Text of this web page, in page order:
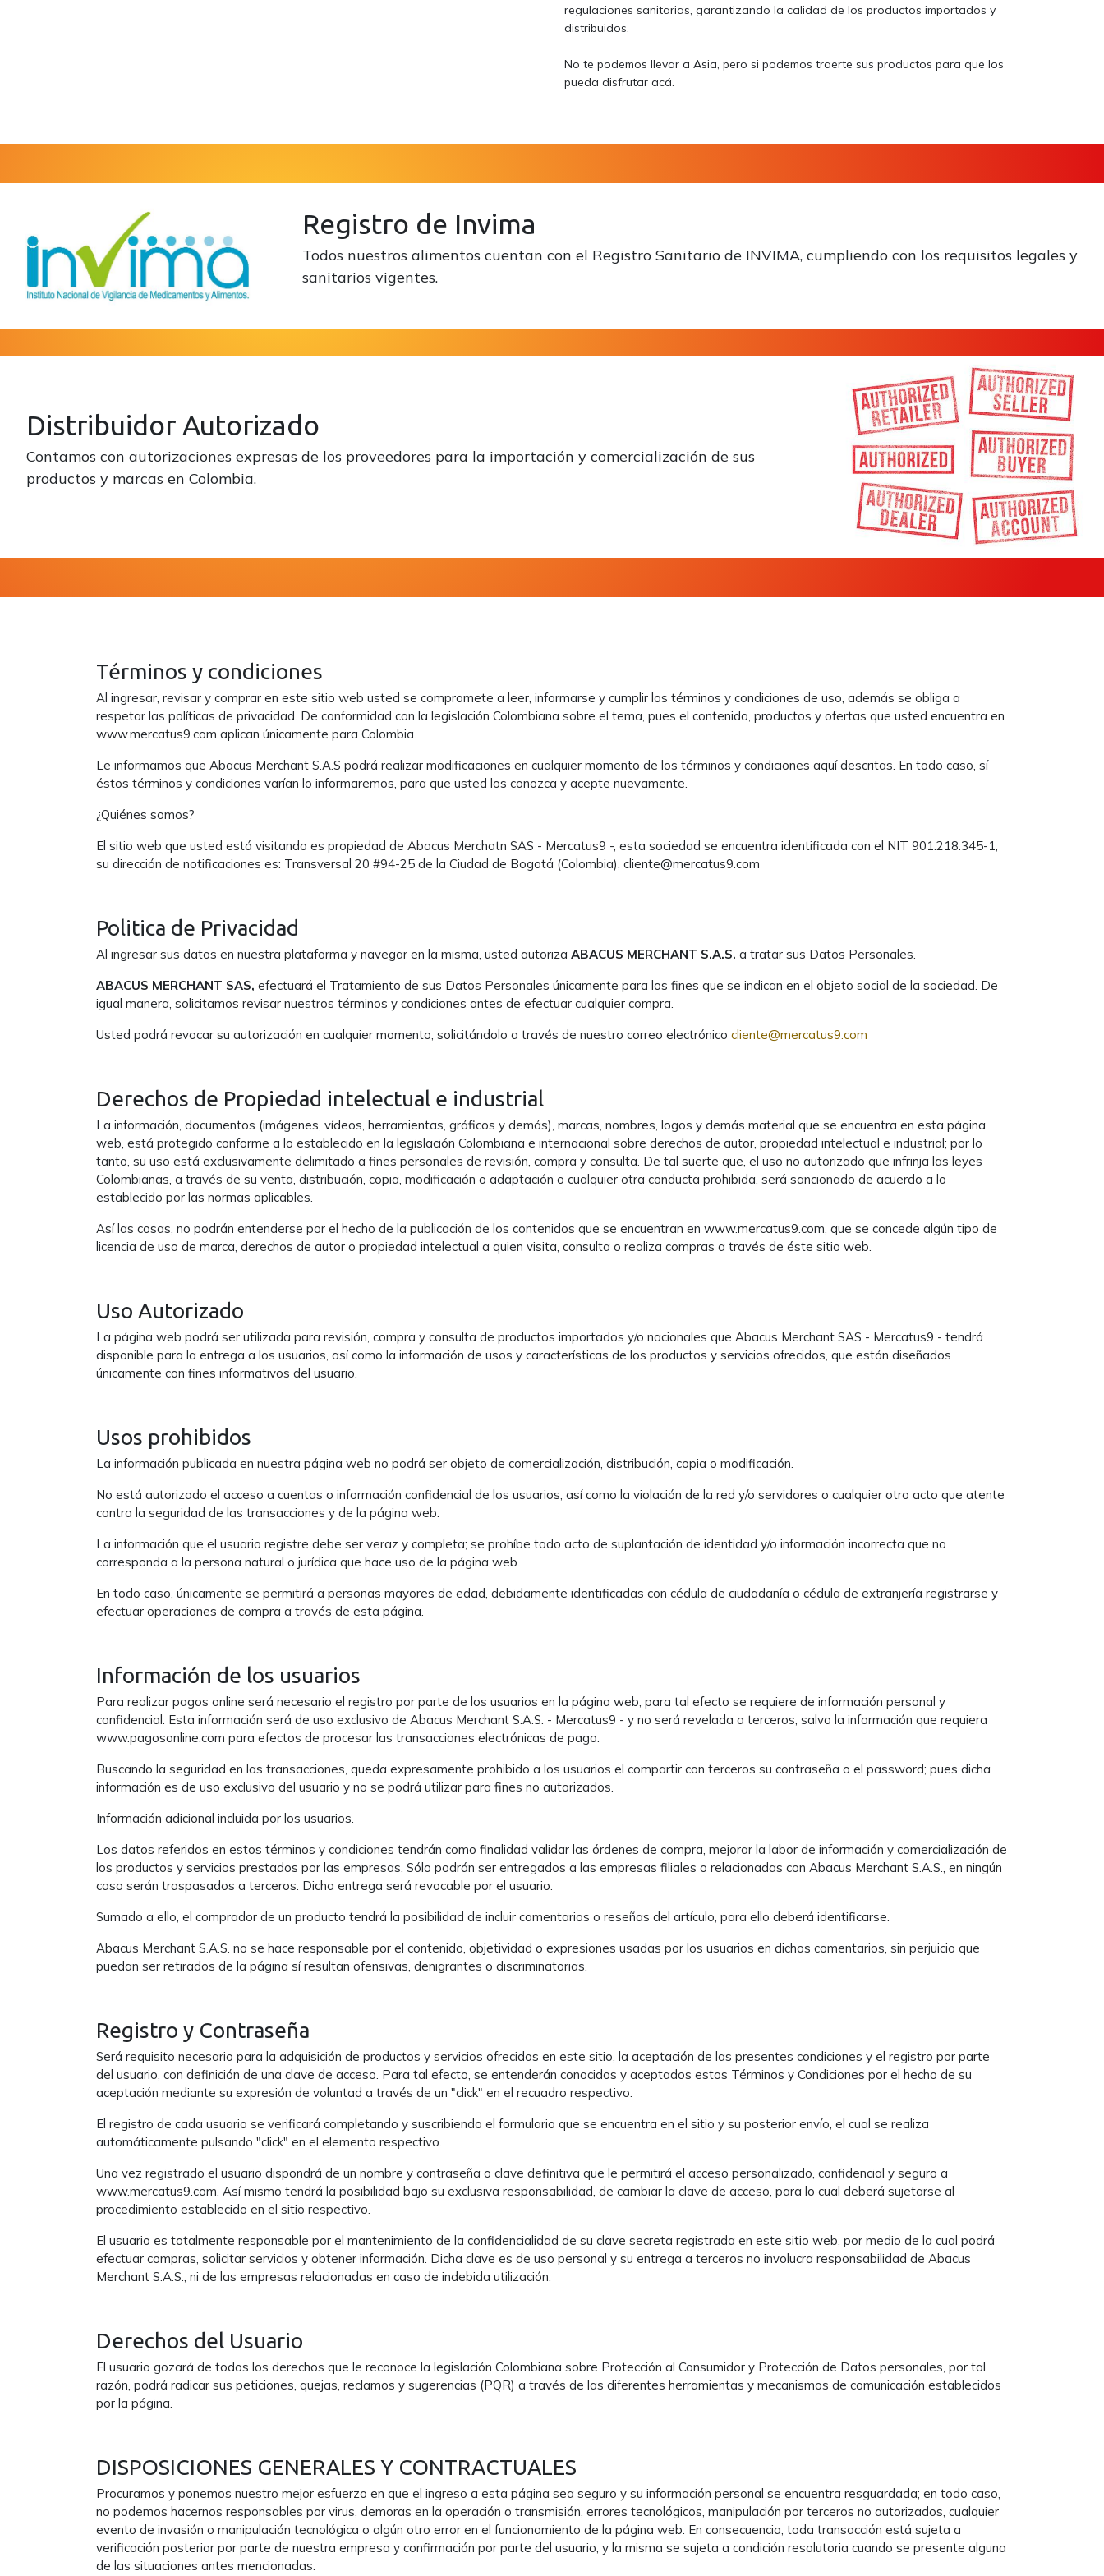
regulaciones sanitarias, garantizando la calidad de los productos importados y
distribuidos.
No te podemos llevar a Asia, pero si podemos traerte sus productos para que los
pueda disfrutar acá.
Registro de Invima
Todos nuestros alimentos cuentan con el Registro Sanitario de INVIMA, cumpliendo con los requisitos legales y
sanitarios vigentes.
Distribuidor Autorizado
Contamos con autorizaciones expresas de los proveedores para la importación y comercialización de sus
productos y marcas en Colombia.
Términos y condiciones
Al ingresar, revisar y comprar en este sitio web usted se compromete a leer, informarse y cumplir los términos y condiciones de uso, además se obliga a
respetar las políticas de privacidad. De conformidad con la legislación Colombiana sobre el tema, pues el contenido, productos y ofertas que usted encuentra en
www.mercatus9.com aplican únicamente para Colombia.
Le informamos que Abacus Merchant S.A.S podrá realizar modificaciones en cualquier momento de los términos y condiciones aquí descritas. En todo caso, sí
éstos términos y condiciones varían lo informaremos, para que usted los conozca y acepte nuevamente.
¿Quiénes somos?
El sitio web que usted está visitando es propiedad de Abacus Merchatn SAS - Mercatus9 -, esta sociedad se encuentra identificada con el NIT 901.218.345-1,
su dirección de notificaciones es: Transversal 20 #94-25 de la Ciudad de Bogotá (Colombia), cliente@mercatus9.com
Politica de Privacidad
Al ingresar sus datos en nuestra plataforma y navegar en la misma, usted autoriza ABACUS MERCHANT S.A.S. a tratar sus Datos Personales.
ABACUS MERCHANT SAS, efectuará el Tratamiento de sus Datos Personales únicamente para los fines que se indican en el objeto social de la sociedad. De
igual manera, solicitamos revisar nuestros términos y condiciones antes de efectuar cualquier compra.
Usted podrá revocar su autorización en cualquier momento, solicitándolo a través de nuestro correo electrónico cliente@mercatus9.com
Derechos de Propiedad intelectual e industrial
La información, documentos (imágenes, vídeos, herramientas, gráficos y demás), marcas, nombres, logos y demás material que se encuentra en esta página
web, está protegido conforme a lo establecido en la legislación Colombiana e internacional sobre derechos de autor, propiedad intelectual e industrial; por lo
tanto, su uso está exclusivamente delimitado a fines personales de revisión, compra y consulta. De tal suerte que, el uso no autorizado que infrinja las leyes
Colombianas, a través de su venta, distribución, copia, modificación o adaptación o cualquier otra conducta prohibida, será sancionado de acuerdo a lo
establecido por las normas aplicables.
Así las cosas, no podrán entenderse por el hecho de la publicación de los contenidos que se encuentran en www.mercatus9.com, que se concede algún tipo de
licencia de uso de marca, derechos de autor o propiedad intelectual a quien visita, consulta o realiza compras a través de éste sitio web.
Uso Autorizado
La página web podrá ser utilizada para revisión, compra y consulta de productos importados y/o nacionales que Abacus Merchant SAS - Mercatus9 - tendrá
disponible para la entrega a los usuarios, así como la información de usos y características de los productos y servicios ofrecidos, que están diseñados
únicamente con fines informativos del usuario.
Usos prohibidos
La información publicada en nuestra página web no podrá ser objeto de comercialización, distribución, copia o modificación.
No está autorizado el acceso a cuentas o información confidencial de los usuarios, así como la violación de la red y/o servidores o cualquier otro acto que atente
contra la seguridad de las transacciones y de la página web.
La información que el usuario registre debe ser veraz y completa; se prohíbe todo acto de suplantación de identidad y/o información incorrecta que no
corresponda a la persona natural o jurídica que hace uso de la página web.
En todo caso, únicamente se permitirá a personas mayores de edad, debidamente identificadas con cédula de ciudadanía o cédula de extranjería registrarse y
efectuar operaciones de compra a través de esta página.
Información de los usuarios
Para realizar pagos online será necesario el registro por parte de los usuarios en la página web, para tal efecto se requiere de información personal y
confidencial. Esta información será de uso exclusivo de Abacus Merchant S.A.S. - Mercatus9 - y no será revelada a terceros, salvo la información que requiera
www.pagosonline.com para efectos de procesar las transacciones electrónicas de pago.
Buscando la seguridad en las transacciones, queda expresamente prohibido a los usuarios el compartir con terceros su contraseña o el password; pues dicha
información es de uso exclusivo del usuario y no se podrá utilizar para fines no autorizados.
Información adicional incluida por los usuarios.
Los datos referidos en estos términos y condiciones tendrán como finalidad validar las órdenes de compra, mejorar la labor de información y comercialización de
los productos y servicios prestados por las empresas. Sólo podrán ser entregados a las empresas filiales o relacionadas con Abacus Merchant S.A.S., en ningún
caso serán traspasados a terceros. Dicha entrega será revocable por el usuario.
Sumado a ello, el comprador de un producto tendrá la posibilidad de incluir comentarios o reseñas del artículo, para ello deberá identificarse.
Abacus Merchant S.A.S. no se hace responsable por el contenido, objetividad o expresiones usadas por los usuarios en dichos comentarios, sin perjuicio que
puedan ser retirados de la página sí resultan ofensivas, denigrantes o discriminatorias.
Registro y Contraseña
Será requisito necesario para la adquisición de productos y servicios ofrecidos en este sitio, la aceptación de las presentes condiciones y el registro por parte
del usuario, con definición de una clave de acceso. Para tal efecto, se entenderán conocidos y aceptados estos Términos y Condiciones por el hecho de su
aceptación mediante su expresión de voluntad a través de un "click" en el recuadro respectivo.
El registro de cada usuario se verificará completando y suscribiendo el formulario que se encuentra en el sitio y su posterior envío, el cual se realiza
automáticamente pulsando "click" en el elemento respectivo.
Una vez registrado el usuario dispondrá de un nombre y contraseña o clave definitiva que le permitirá el acceso personalizado, confidencial y seguro a
www.mercatus9.com. Así mismo tendrá la posibilidad bajo su exclusiva responsabilidad, de cambiar la clave de acceso, para lo cual deberá sujetarse al
procedimiento establecido en el sitio respectivo.
El usuario es totalmente responsable por el mantenimiento de la confidencialidad de su clave secreta registrada en este sitio web, por medio de la cual podrá
efectuar compras, solicitar servicios y obtener información. Dicha clave es de uso personal y su entrega a terceros no involucra responsabilidad de Abacus
Merchant S.A.S., ni de las empresas relacionadas en caso de indebida utilización.
Derechos del Usuario
El usuario gozará de todos los derechos que le reconoce la legislación Colombiana sobre Protección al Consumidor y Protección de Datos personales, por tal
razón, podrá radicar sus peticiones, quejas, reclamos y sugerencias (PQR) a través de las diferentes herramientas y mecanismos de comunicación establecidos
por la página.
DISPOSICIONES GENERALES Y CONTRACTUALES
Procuramos y ponemos nuestro mejor esfuerzo en que el ingreso a esta página sea seguro y su información personal se encuentra resguardada; en todo caso,
no podemos hacernos responsables por virus, demoras en la operación o transmisión, errores tecnológicos, manipulación por terceros no autorizados, cualquier
evento de invasión o manipulación tecnológica o algún otro error en el funcionamiento de la página web. En consecuencia, toda transacción está sujeta a
verificación posterior por parte de nuestra empresa y confirmación por parte del usuario, y la misma se sujeta a condición resolutoria cuando se presente alguna
de las situaciones antes mencionadas.